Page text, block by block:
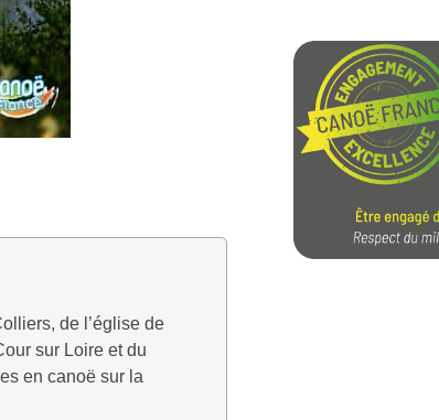
de l’église de
sur Loire et du
en canoë sur la